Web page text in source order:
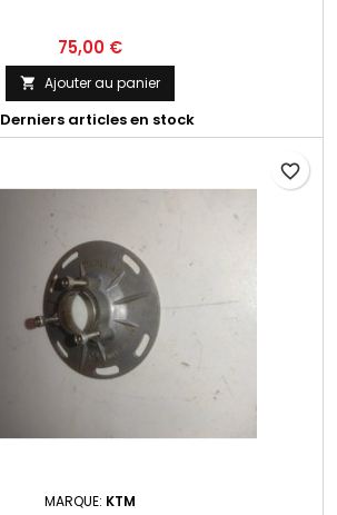
75,00 €
 Ajouter au panier
Derniers articles en stock
MARQUE: KTM
favorite_border